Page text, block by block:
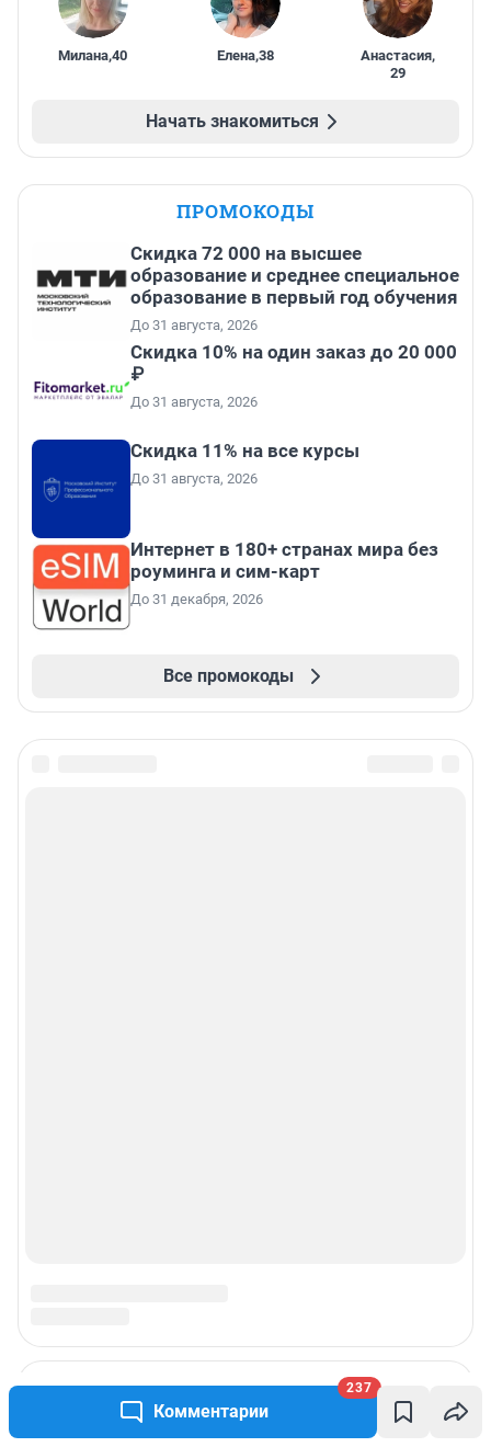
Комментарии
237
Милана,40 Елена,38 Анастасия,
29
Начать знакомиться
ПРОМОКОДЫ
Скидка 72 000 на высшее
образование и среднее специальное
образование в первый год обучения
До 31 августа, 2026
Скидка 10% на один заказ до 20 000
₽
До 31 августа, 2026
Скидка 11% на все курсы
До 31 августа, 2026
Интернет в 180+ странах мира без
роуминга и сим-карт
До 31 декабря, 2026
Все промокоды